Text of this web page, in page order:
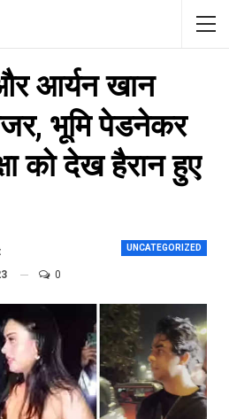
आर्यन खान
भूमि पेडनेकर
को देख हैरान हुए
UNCATEGORIZED
0